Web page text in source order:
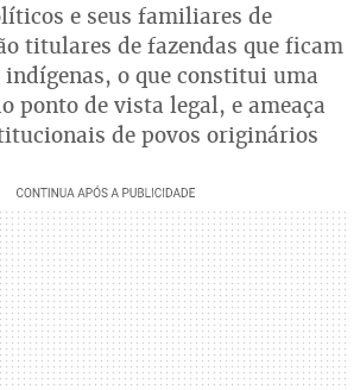
e seus familiares de
titulares de fazendas que ficam
o que constitui uma
ponto de vista legal, e ameaça
de povos originários